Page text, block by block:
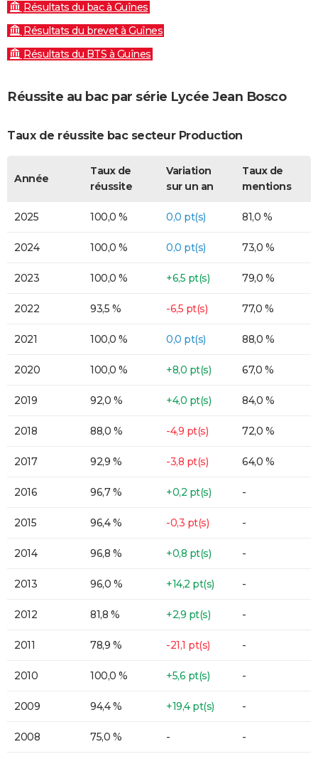
Résultats du bac à Guînes
Résultats du brevet à Guînes
Résultats du BTS à Guînes
Réussite au bac par série Lycée Jean Bosco
Taux de réussite bac secteur Production
Année
Taux de
réussite
Variation
sur un an
Taux de
mentions
2025 100,0 % 0,0 pt(s) 81,0 %
2024 100,0 % 0,0 pt(s) 73,0 %
2023 100,0 % +6,5 pt(s) 79,0 %
2022 93,5 % -6,5 pt(s) 77,0 %
2021 100,0 % 0,0 pt(s) 88,0 %
2020 100,0 % +8,0 pt(s) 67,0 %
2019 92,0 % +4,0 pt(s) 84,0 %
2018 88,0 % -4,9 pt(s) 72,0 %
2017 92,9 % -3,8 pt(s) 64,0 %
2016 96,7 % +0,2 pt(s) -
2015 96,4 % -0,3 pt(s) -
2014 96,8 % +0,8 pt(s) -
2013 96,0 % +14,2 pt(s) -
2012 81,8 % +2,9 pt(s) -
2011 78,9 % -21,1 pt(s) -
2010 100,0 % +5,6 pt(s) -
2009 94,4 % +19,4 pt(s) -
2008 75,0 % - -